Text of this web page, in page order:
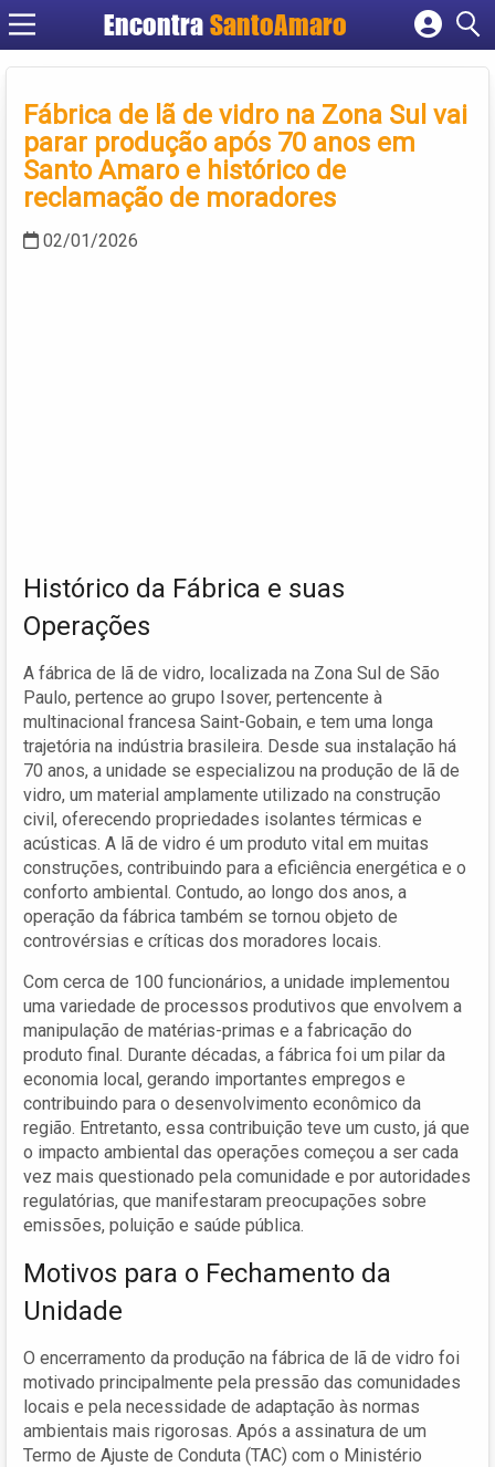
Encontra SantoAmaro
Cadastrar empresa
Criar conta
Fábrica de lã de vidro na Zona Sul vai
parar produção após 70 anos em
Santo Amaro e histórico de
reclamação de moradores
02/01/2026
Histórico da Fábrica e suas
Operações
A fábrica de lã de vidro, localizada na Zona Sul de São
Paulo, pertence ao grupo Isover, pertencente à
multinacional francesa Saint-Gobain, e tem uma longa
trajetória na indústria brasileira. Desde sua instalação há
70 anos, a unidade se especializou na produção de lã de
vidro, um material amplamente utilizado na construção
civil, oferecendo propriedades isolantes térmicas e
acústicas. A lã de vidro é um produto vital em muitas
construções, contribuindo para a eficiência energética e o
conforto ambiental. Contudo, ao longo dos anos, a
operação da fábrica também se tornou objeto de
controvérsias e críticas dos moradores locais.
Com cerca de 100 funcionários, a unidade implementou
uma variedade de processos produtivos que envolvem a
manipulação de matérias-primas e a fabricação do
produto final. Durante décadas, a fábrica foi um pilar da
economia local, gerando importantes empregos e
contribuindo para o desenvolvimento econômico da
região. Entretanto, essa contribuição teve um custo, já que
o impacto ambiental das operações começou a ser cada
vez mais questionado pela comunidade e por autoridades
regulatórias, que manifestaram preocupações sobre
emissões, poluição e saúde pública.
Motivos para o Fechamento da
Unidade
O encerramento da produção na fábrica de lã de vidro foi
motivado principalmente pela pressão das comunidades
locais e pela necessidade de adaptação às normas
ambientais mais rigorosas. Após a assinatura de um
Termo de Ajuste de Conduta (TAC) com o Ministério